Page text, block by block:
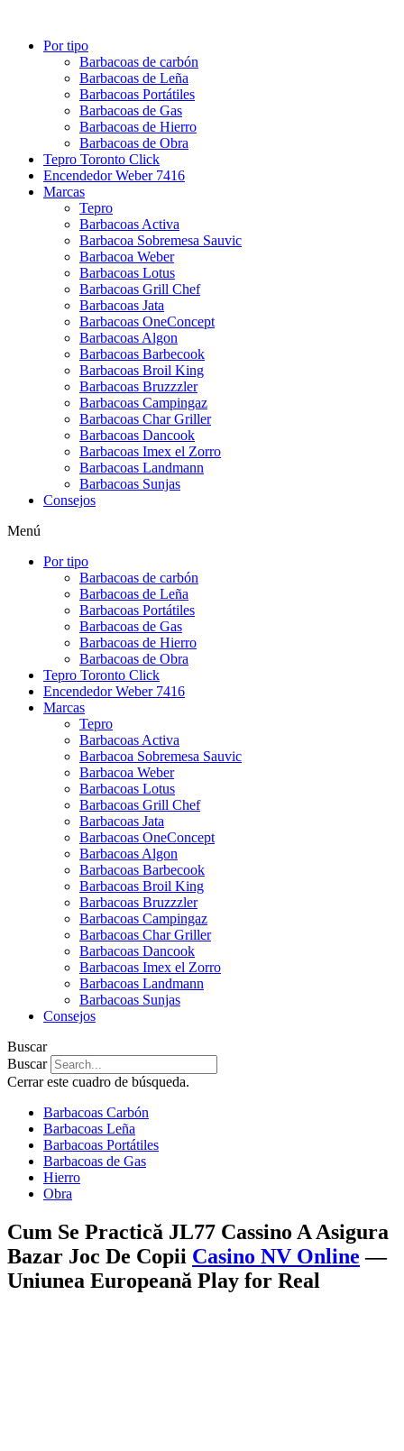
Por tipo
Barbacoas de carbón
Barbacoas de Leña
Barbacoas Portátiles
Barbacoas de Gas
Barbacoas de Hierro
Barbacoas de Obra
Tepro Toronto Click
Encendedor Weber 7416
Marcas
Tepro
Barbacoas Activa
Barbacoa Sobremesa Sauvic
Barbacoa Weber
Barbacoas Lotus
Barbacoas Grill Chef
Barbacoas Jata
Barbacoas OneConcept
Barbacoas Algon
Barbacoas Barbecook
Barbacoas Broil King
Barbacoas Bruzzzler
Barbacoas Campingaz
Barbacoas Char Griller
Barbacoas Dancook
Barbacoas Imex el Zorro
Barbacoas Landmann
Barbacoas Sunjas
Consejos
Menú
Por tipo
Barbacoas de carbón
Barbacoas de Leña
Barbacoas Portátiles
Barbacoas de Gas
Barbacoas de Hierro
Barbacoas de Obra
Tepro Toronto Click
Encendedor Weber 7416
Marcas
Tepro
Barbacoas Activa
Barbacoa Sobremesa Sauvic
Barbacoa Weber
Barbacoas Lotus
Barbacoas Grill Chef
Barbacoas Jata
Barbacoas OneConcept
Barbacoas Algon
Barbacoas Barbecook
Barbacoas Broil King
Barbacoas Bruzzzler
Barbacoas Campingaz
Barbacoas Char Griller
Barbacoas Dancook
Barbacoas Imex el Zorro
Barbacoas Landmann
Barbacoas Sunjas
Consejos
Buscar
Buscar
Cerrar este cuadro de búsqueda.
Barbacoas Carbón
Barbacoas Leña
Barbacoas Portátiles
Barbacoas de Gas
Hierro
Obra
Cum Se Practică JL77 Cassino A Asigura
Bazar Joc De Copii Casino NV Online —
Uniunea Europeană Play for Real